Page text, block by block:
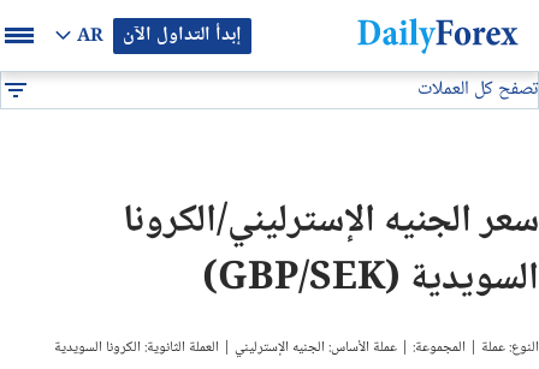
إبدأ التداول الآن AR
بيان إعلاني
تصفح كل العملات
GBP/USD
USD/JPY
USD/CAD
سعر الجنيه الإسترليني/الكرونا
السويدية (GBP/SEK)
النوع: عملة | المجموعة: | عملة الأساس: الجنيه الإسترليني | العملة الثانوية: الكرونا السويدية